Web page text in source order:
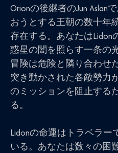
Orionの後継者のJun Aslan
おうとする王朝の数十年
存在する。あなたはLidon
惑星の闇を照らす一条の
冒険は危険と隣り合わせ
突き動かされた各敵勢力
のミッションを阻止する
る。
Lidonの命運はトラベラ
いる。あなたは数々の困